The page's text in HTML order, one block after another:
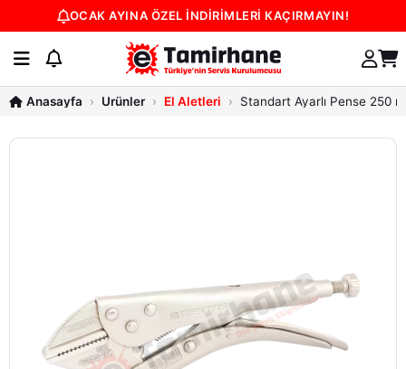
OCAK AYINA ÖZEL İNDİRİMLERİ KAÇIRMAYIN!
Ürünler El Aletleri Standart Ayarlı Pense 250